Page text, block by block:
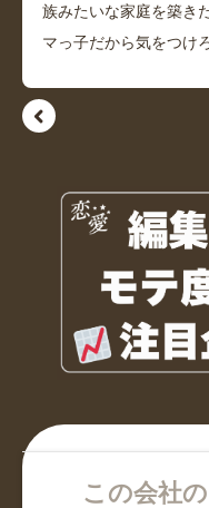
族みたいな家庭を築き
マっ子だから気をつけ
この会社